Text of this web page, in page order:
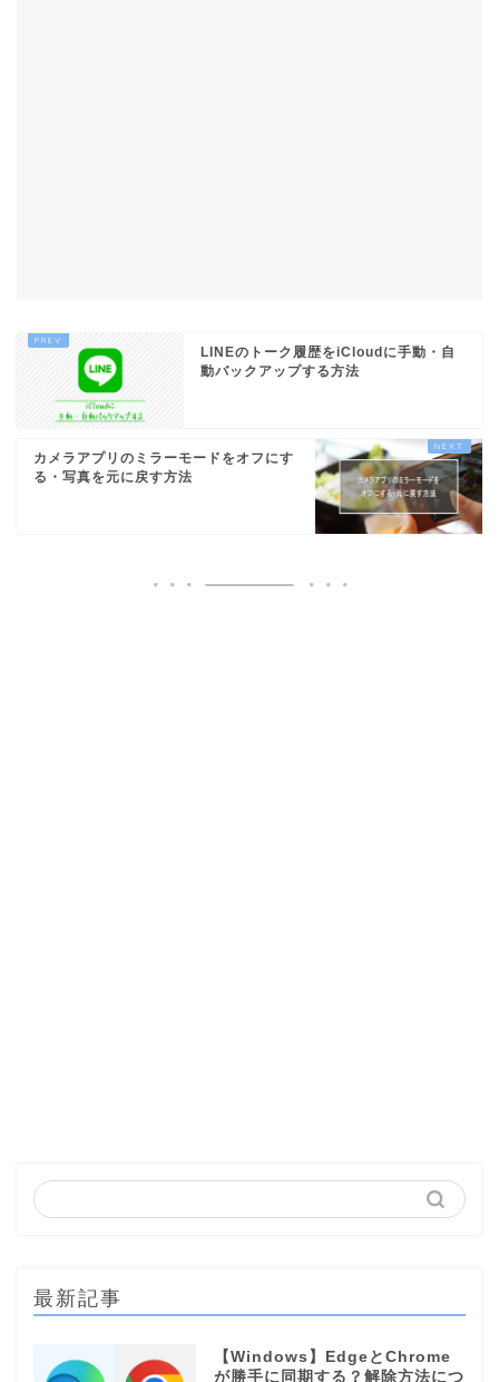
LINEのトーク履歴をiCloudに手動・自
動バックアップする方法
カメラアプリのミラーモードをオフにす
る・写真を元に戻す方法
最新記事
【Windows】EdgeとChrome
が勝手に同期する？解除方法につ